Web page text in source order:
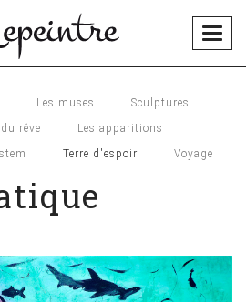
Les muses
Sculptures
rêve
Les apparitions
Terre d'espoir Voyage